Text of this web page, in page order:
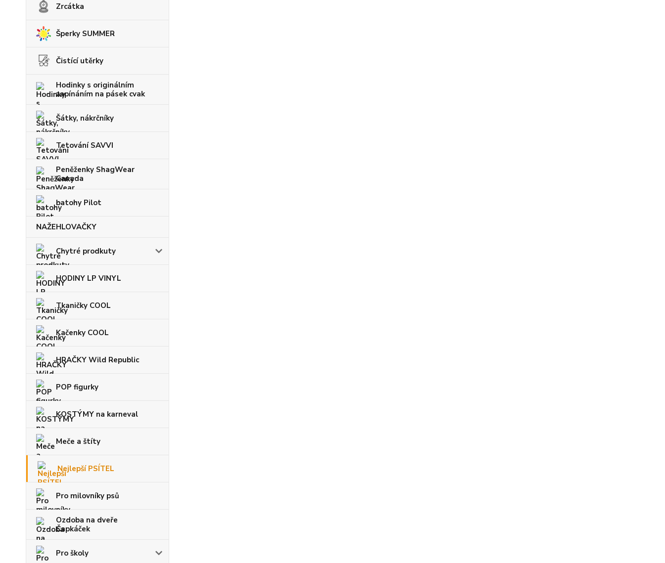
Zrcátka
Šperky SUMMER
Čistící utěrky
Hodinky s originálním
zapínáním na pásek cvak
Šátky, nákrčníky
Tetování SAVVI
Peněženky ShagWear
Canada
batohy Pilot
NAŽEHLOVAČKY
Chytré prodkuty
HODINY LP VINYL
Tkaničky COOL
Kačenky COOL
HRAČKY Wild Republic
POP figurky
KOSTÝMY na karneval
Meče a štíty
Nejlepší PSÍTEL
Pro milovníky psů
Ozdoba na dveře
Čapkáček
Pro školy